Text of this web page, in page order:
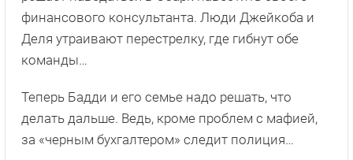
финансового консультанта. Люди Джейкоба и
Деля утраивают перестрелку, где гибнут обе
команды…
Теперь Бадди и его семье надо решать, что
делать дальше. Ведь, кроме проблем с мафией,
за «черным бухгалтером» следит полиция…